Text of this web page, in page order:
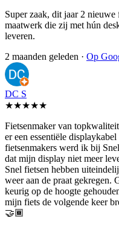
Super zaak, dit jaar 2 nieuwe
maatwerk die zij met hún
leveren.
2 maanden geleden · Op
DC S
★★★★★
Fietsenmaker van
er een essentiële
fietsenmakers werd ik bij
dat mijn display niet meer
Snel fietsen hebben
weer aan de praat gekregen.
keurig op de hoogte
mijn fiets de volgende keer
🤝🏾